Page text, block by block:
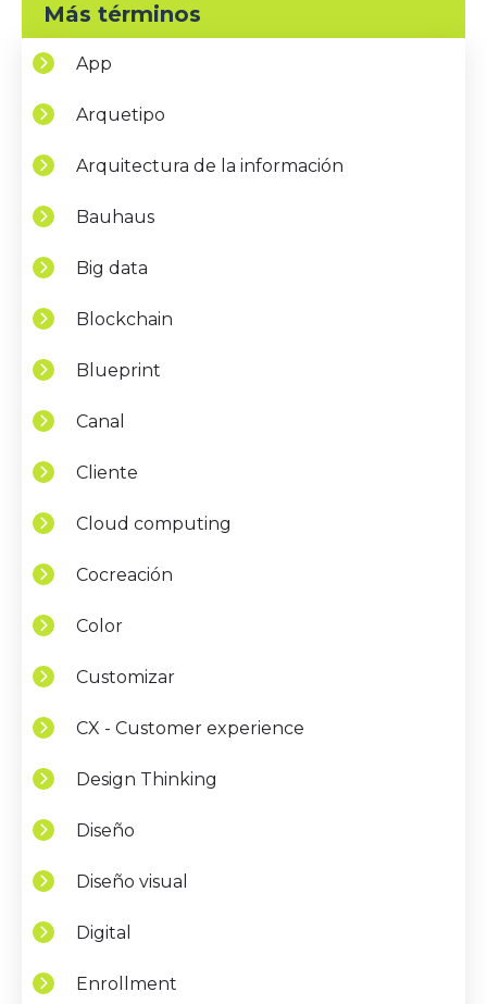
Más términos
App
Arquetipo
Arquitectura de la información
Bauhaus
Big data
Blockchain
Blueprint
Canal
Cliente
Cloud computing
Cocreación
Color
Customizar
CX - Customer experience
Design Thinking
Diseño
Diseño visual
Digital
Enrollment